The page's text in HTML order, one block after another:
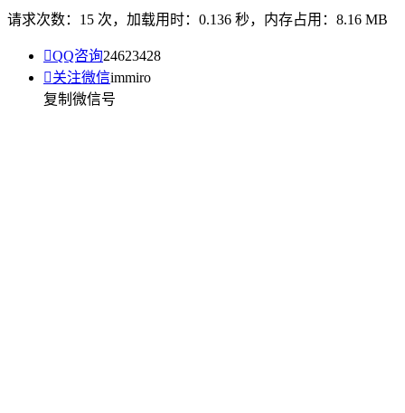
请求次数：15 次，加载用时：0.136 秒，内存占用：8.16 MB
QQ咨询24623428
关注微信immiro
复制微信号